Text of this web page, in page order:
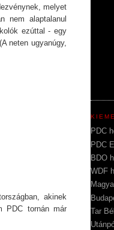
melyet
nem alaptalanul
ezúttal - egy
neten ugyanúgy,
akinek
PDC tornán már
PDC
PDC
BDO
WDF
Tar